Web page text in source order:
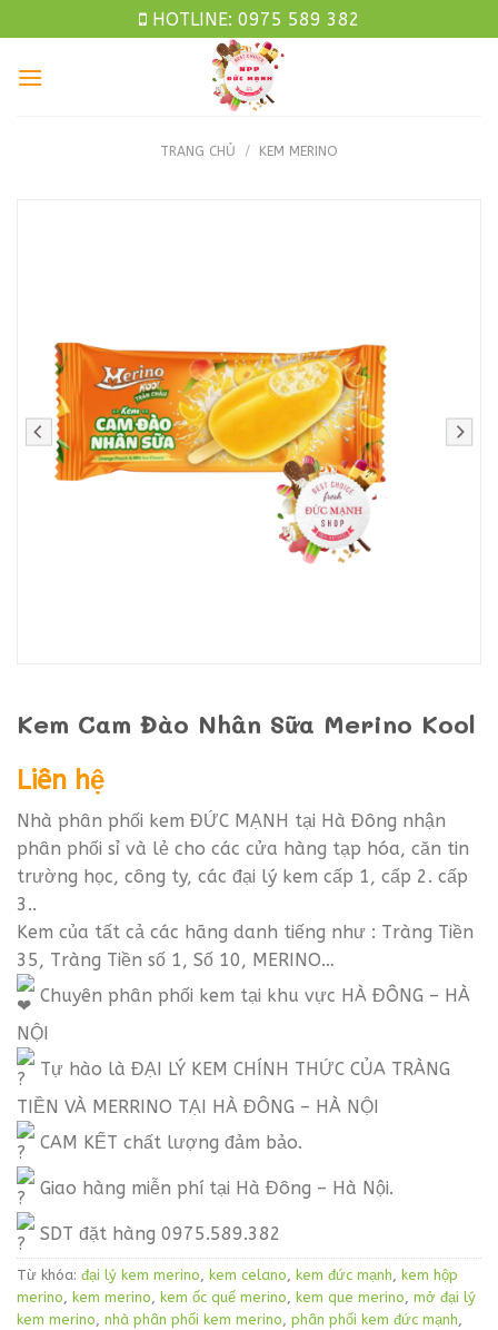
to
content
HOTLINE: 0975 589 382
TRANG CHỦ / KEM MERINO
Kem Cam Đào Nhân Sữa Merino Kool
Liên hệ
Nhà phân phối kem ĐỨC MẠNH tại Hà Đông nhận
phân phối sỉ và lẻ cho các cửa hàng tạp hóa, căn tin
trường học, công ty, các đại lý kem cấp 1, cấp 2. cấp
3..
Kem của tất cả các hãng danh tiếng như : Tràng Tiền
35, Tràng Tiền số 1, Số 10, MERINO…
Chuyên phân phối kem tại khu vực HÀ ĐÔNG – HÀ
NỘI
Tự hào là ĐẠI LÝ KEM CHÍNH THỨC CỦA TRÀNG
TIỀN VÀ MERRINO TẠI HÀ ĐÔNG – HÀ NỘI
CAM KẾT chất lượng đảm bảo.
Giao hàng miễn phí tại Hà Đông – Hà Nội.
SDT đặt hàng 0975.589.382
Từ khóa: đại lý kem merino, kem celano, kem đức mạnh, kem hộp
merino, kem merino, kem ốc quế merino, kem que merino, mở đại lý
kem merino, nhà phân phối kem merino, phân phối kem đức mạnh,